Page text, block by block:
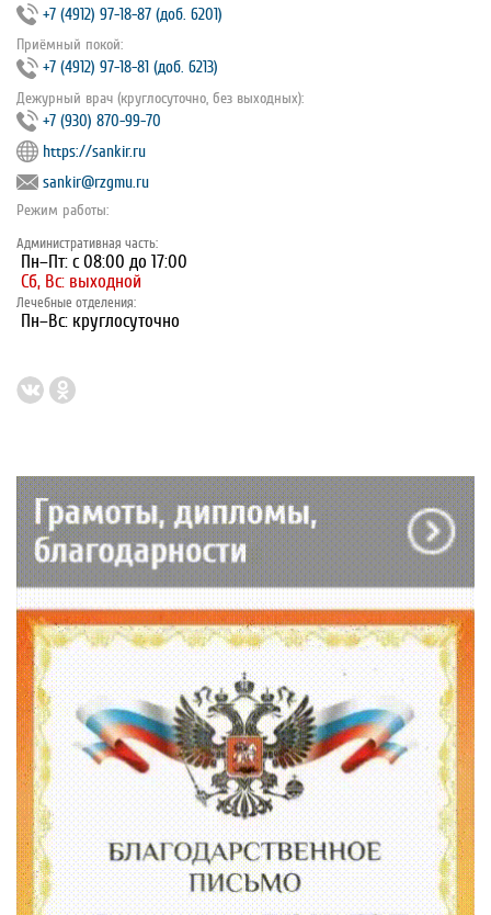
+7 (4912) 97‐18‐87 (доб. 6201)
Приёмный покой:
+7 (4912) 97‐18‐81 (доб. 6213)
Дежурный врач (круглосуточно, без выходных):
+7 (930) 870-99-70
https://sankir.ru
sankir@rzgmu.ru
Режим работы:
Административная часть:
Пн–Пт: с 08:00 до 17:00
Сб, Вс: выходной
Лечебные отделения:
Пн–Вс: круглосуточно